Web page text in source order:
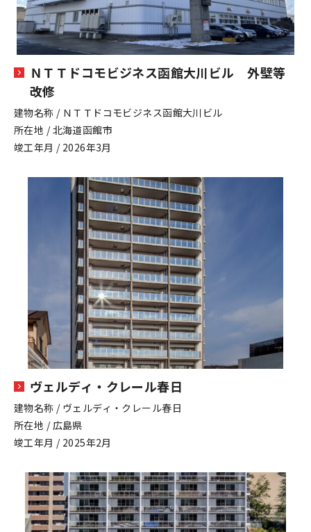
ＮＴＴドコモビジネス函館大川ビル 外壁等
改修
建物名称 / ＮＴＴドコモビジネス函館大川ビル
所在地 / 北海道函館市
竣工年月 / 2026年3月
ヴェルディ・クレール春日
建物名称 / ヴェルディ・クレール春日
所在地 / 広島県
竣工年月 / 2025年2月